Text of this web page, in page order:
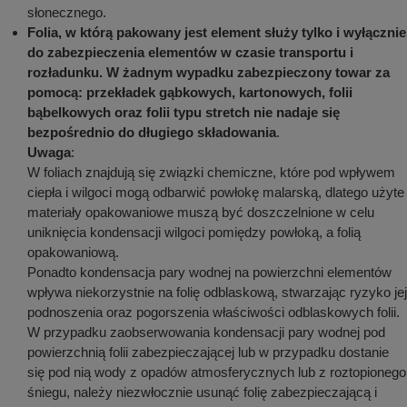
słonecznego.
Folia, w którą pakowany jest element służy tylko i wyłącznie
do zabezpieczenia elementów w czasie transportu i
rozładunku. W żadnym wypadku zabezpieczony towar za
pomocą: przekładek gąbkowych, kartonowych, folii
bąbelkowych oraz folii typu stretch nie nadaje się
bezpośrednio do długiego składowania.
Uwaga:
W foliach znajdują się związki chemiczne, które pod wpływem
ciepła i wilgoci mogą odbarwić powłokę malarską, dlatego użyte
materiały opakowaniowe muszą być doszczelnione w celu
uniknięcia kondensacji wilgoci pomiędzy powłoką, a folią
opakowaniową.
Ponadto kondensacja pary wodnej na powierzchni elementów
wpływa niekorzystnie na folię odblaskową, stwarzając ryzyko jej
podnoszenia oraz pogorszenia właściwości odblaskowych folii.
W przypadku zaobserwowania kondensacji pary wodnej pod
powierzchnią folii zabezpieczającej lub w przypadku dostanie
się pod nią wody z opadów atmosferycznych lub z roztopionego
śniegu, należy niezwłocznie usunąć folię zabezpieczającą i